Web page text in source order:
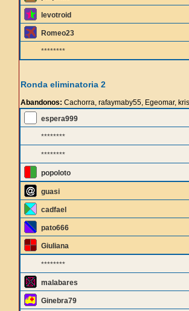
levotroid
Romeo23
********
Ronda eliminatoria 2
Abandonos: Cachorra, rafaymaby55, Egeomar,
espera999
********
********
popoloto
guasi
cadfael
pato666
Giuliana
********
malabares
Ginebra79